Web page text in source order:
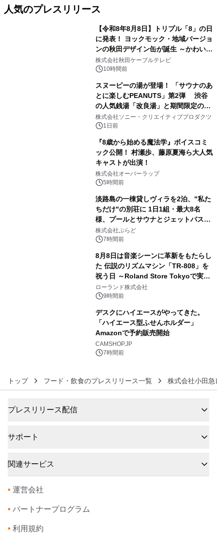
人気のプレスリリース
【令和8年8月8日】トリプル「8」の日
に発表！ ヨックモック・地域バージョ
ンの秋田デザイン缶が誕生 ～かわいい
秋田犬の子犬と秋田の四季と名所を巡
るパッケージ～ 9月1日(火)秋田県内で
株式会社秋田ケーブルテレビ
10時間前
スヌーピーの湯が登場！ 「サウナのあ
とに楽しむPEANUTS」第2弾 渋谷
の人気銭湯「改良湯」と期間限定のコ
ラボレーション サウナイキタイコラ
ボグッズも発売決定！
株式会社ソニー・クリエイティブプロダクツ
1日前
『8歳から始める魔法学』ボイスコミ
ック公開！ 村瀬歩、藤原夏海ら大人気
キャストが出演！
株式会社オーバーラップ
5時間前
淡路島の一棟貸しヴィラを2泊、"私た
ちだけ"の別荘に 1日1組・最大8名
様、プールとサウナとジェットバス付
きで Villa Mon Temps AWAJIの連泊
素泊りプラン
株式会社ぷらど
7時間前
8月8日は音楽シーンに革新をもたらし
た 伝説のリズムマシン「TR-808」を
祝う日 ～Roland Store Tokyoで実機
を展示しての 記念キャンペーンを開
催 英国ラジオ「NTS」の 特別プログ
アーティストを フィーチャーしたアニ
メーションを公開～
ローランド株式会社
9時間前
デスクにハイエースがやってきた。
「ハイエース型ふせんホルダー」
Amazonで予約販売開始
CAMSHOP.JP
7時間前
トップ フード・飲食のプレスリリース一覧 株式会社小田
プレスリリース配信
サポート
関連サービス
• 運営会社
• パートナープログラム
• 利用規約